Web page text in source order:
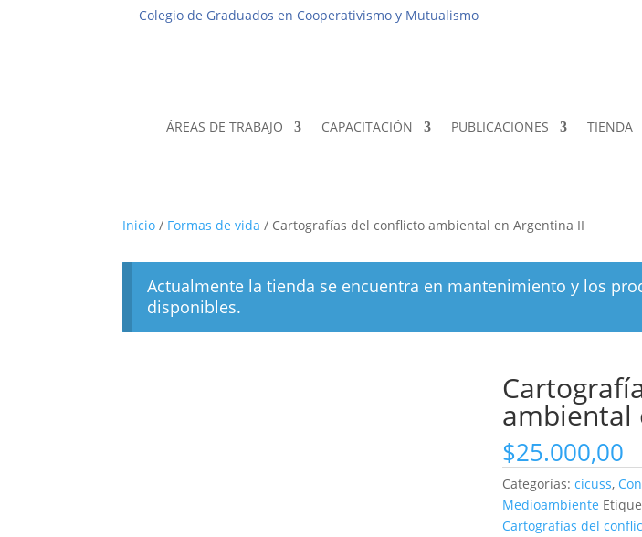
Colegio de Graduados en Cooperativismo y Mutualismo
ÁREAS DE TRABAJO CAPACITACIÓN PUBLICACIONES TIENDA
Inicio / Formas de vida / Cartografías del conflicto ambiental en Argentina II
Actualmente la tienda se encuentra en mantenimiento y los
disponibles.
ambiental
$25.000,00
Categorías: cicuss,
Medioambiente
Cartografías del